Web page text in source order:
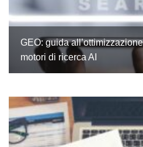
GEO: guida
motori di ricerca AI